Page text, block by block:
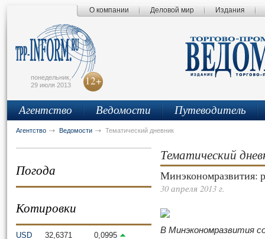
О компании Деловой мир Издания
понедельник,
29 июля 2013
12+
Агентство Ведомости Путеводитель
Агентство Ведомости Тематический дневник
Погода
Котировки
USD 32,6371
0,0995
Тематический
Минэкономразвития:
30 апреля 2013 г.
В Минэкономразвития